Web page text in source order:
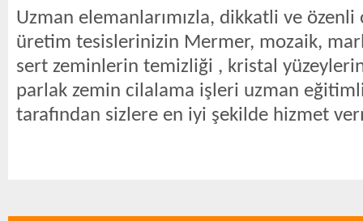
Uzman elemanlarımızla, dikkatli ve özenli
üretim tesislerinizin Mermer, mozaik,
sert zeminlerin temizliği , kristal yüzeylerin
parlak zemin cilalama işleri uzman
tarafından sizlere en iyi şekilde hizmet